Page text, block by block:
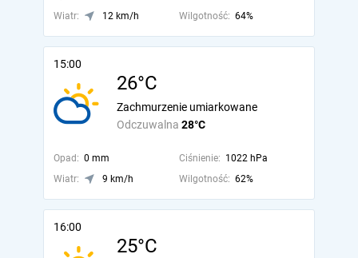
Wiatr:
12 km/h Wilgotność: 64%
15:00
26°C
Odczuwalna 28°C
Zachmurzenie umiarkowane
Opad: 0 mm Ciśnienie: 1022 hPa
Wiatr:
9 km/h Wilgotność: 62%
16:00
25°C